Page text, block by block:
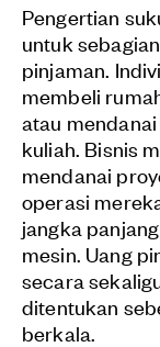
Pengertian
untuk
pinjaman.
membeli
atau
kuliah. Bisnis
mendanai
operasi
jangka
mesin. Uang
secara
ditentukan
berkala.